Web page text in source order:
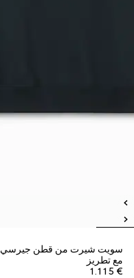
سويت شيرت من قطن جيرسي
مع تطريز
€ 1.115